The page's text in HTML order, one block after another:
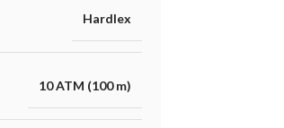
Hardlex
10 ATM (100 m)